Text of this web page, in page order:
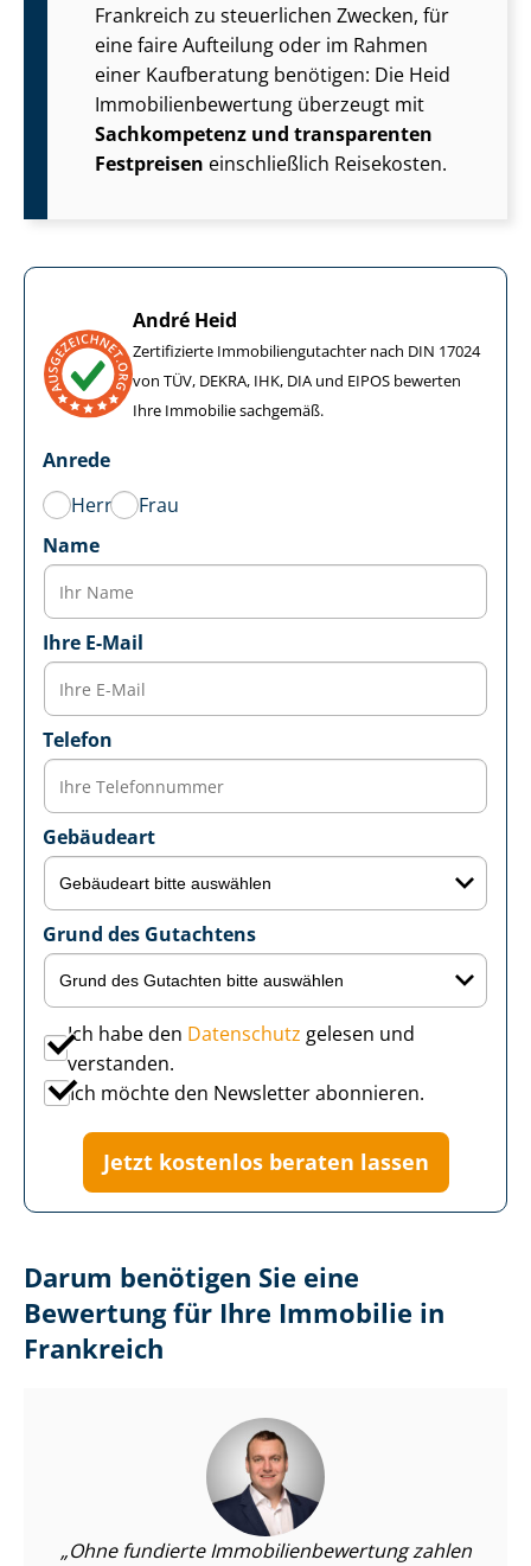
Frankreich zu steuerlichen Zwecken, für
eine faire Aufteilung oder im Rahmen
einer Kaufberatung benötigen: Die Heid
Im­mo­bi­li­en­be­wer­tung überzeugt mit
Sachkompetenz und transparenten
Festpreisen einschließlich Reisekosten.
André Heid
Zertifizierte Im­mo­bi­li­en­gut­ach­ter nach DIN 17024
von TÜV, DEKRA, IHK, DIA und EIPOS bewerten
Ihre Immobilie sachgemäß.
Anrede
Herr
Frau
Name
Ihre E-Mail
Telefon
Gebäudeart
Grund des Gutachtens
Ich habe den Datenschutz gelesen und
verstanden.
Ich möchte den Newsletter abonnieren.
Jetzt kostenlos beraten lassen
Darum benötigen Sie eine
Bewertung für Ihre Immobilie in
Frankreich
Ohne fundierte Im­mo­bi­li­en­be­wer­tung zahlen